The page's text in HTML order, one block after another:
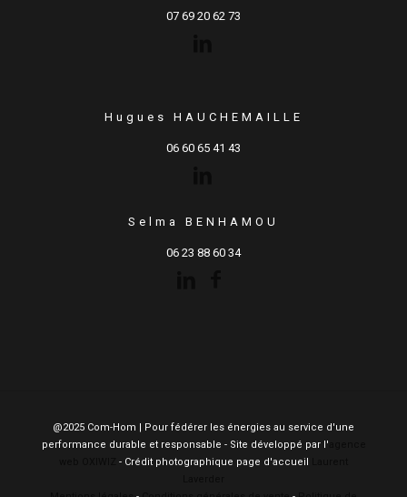
07 69 20 62 73
Hugues HAUCHEMAILLE
06 60 65 41 43
Selma BENHAMOU
06 23 88 60 34
@2025 Com-Hom | Pour fédérer les énergies au service d'une
performance durable et responsable - Site développé par l'
- Crédit photographique page d'accueil